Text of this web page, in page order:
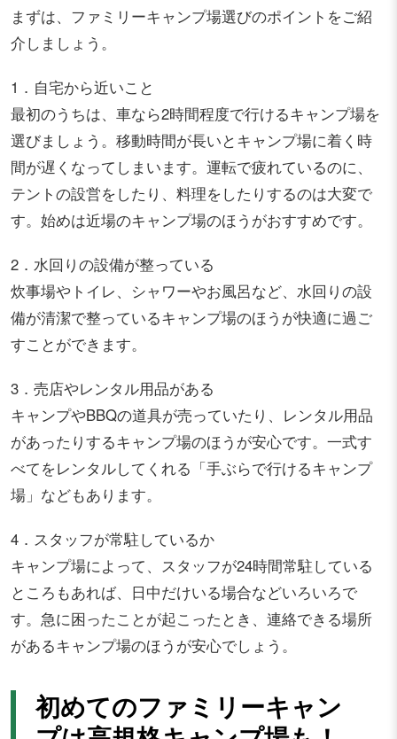
まずは、ファミリーキャンプ場選びのポイントをご紹
介しましょう。
1．自宅から近いこと
最初のうちは、車なら2時間程度で行けるキャンプ場を
選びましょう。移動時間が長いとキャンプ場に着く時
間が遅くなってしまいます。運転で疲れているのに、
テントの設営をしたり、料理をしたりするのは大変で
す。始めは近場のキャンプ場のほうがおすすめです。
2．水回りの設備が整っている
炊事場やトイレ、シャワーやお風呂など、水回りの設
備が清潔で整っているキャンプ場のほうが快適に過ご
すことができます。
3．売店やレンタル用品がある
キャンプやBBQの道具が売っていたり、レンタル用品
があったりするキャンプ場のほうが安心です。一式す
べてをレンタルしてくれる「手ぶらで行けるキャンプ
場」などもあります。
4．スタッフが常駐しているか
キャンプ場によって、スタッフが24時間常駐している
ところもあれば、日中だけいる場合などいろいろで
す。急に困ったことが起こったとき、連絡できる場所
があるキャンプ場のほうが安心でしょう。
初めてのファミリーキャン